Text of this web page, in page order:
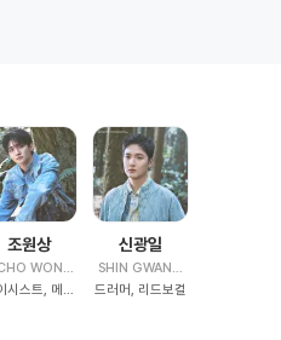
·가을·겨울 사계절 서사를 완성한 루
은 '최고의 케이팝 20'에 선정되고 '아
by FLOWER' 완주와 2025년 타이
독 콘서트 '와장창'에 이어 미니 7집
LINE' 서울 3회차 전석 매진까
드의 저력을 이어갑니다. 루시 일정을
일정부터 팬미팅·방송·행사 등 주요
조원상
WON
SANG
시스트, 메인
신광일
SHIN GWANG
IL
드러머, 리드보컬